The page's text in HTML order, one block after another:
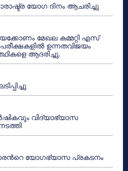
യോഗ ദിനം ആചരിച്ചു
മേഖല കമ്മറ്റി എസ്
ഉന്നതവിജയം
ആദരിച്ചു.
വിദ്യാഭ്യാസ
യോഗഭ്യാസ പ്രകടനം